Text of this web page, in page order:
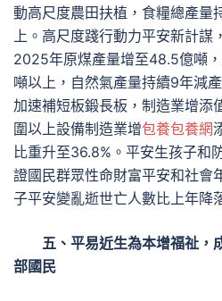
動高尺度農田扶植，食糧總產量
上。高尺度踐行動力平安新計謀
2025年原煤產量增至48.5億噸
噸以上，自然氣產量持續9年減
加速補短板鍛長板，制造業增添
圍以上設備制造業增包養包養網
比重升至36.8%。平安生孩子和
證國民群眾性命財富平安和社會
子平安變亂逝世亡人數比上年降
五、平易近生為本增福祉，
部國民